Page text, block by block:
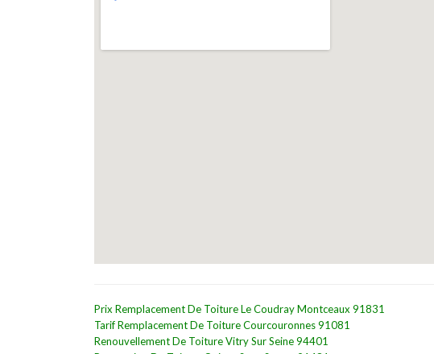
Prix Remplacement De Toiture Le Coudray Montceaux 91831
Tarif Remplacement De Toiture Courcouronnes 91081
Renouvellement De Toiture Vitry Sur Seine 94401